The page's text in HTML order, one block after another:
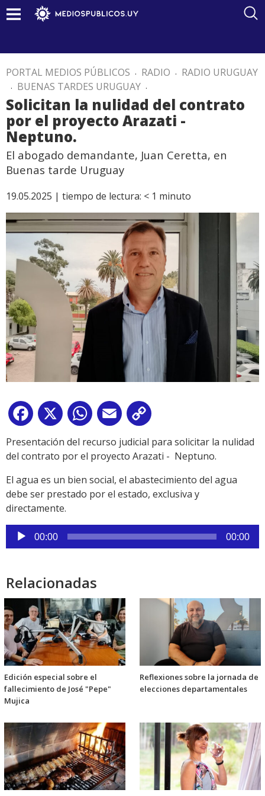
PORTAL MEDIOS PÚBLICOS . RADIO . RADIO URUGUAY
. BUENAS TARDES URUGUAY .
Solicitan la nulidad del contrato
por el proyecto Arazati -
Neptuno.
El abogado demandante, Juan Ceretta, en
Buenas tarde Uruguay
19.05.2025 | tiempo de lectura: < 1 minuto
Facebook
X WhatsApp
Email
Link
Presentación del recurso judicial para solicitar la nulidad
del contrato por el proyecto Arazati - Neptuno.
El agua es un bien social, el abastecimiento del agua
debe ser prestado por el estado, exclusiva y
directamente.
Reproductor
de
00:00 00:00
Relacionadas
Edición especial sobre el
fallecimiento de José "Pepe"
Mujica
Reflexiones sobre la jornada de
elecciones departamentales